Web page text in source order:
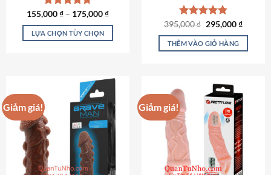
sản
phẩm
Được xếp
hạng4.69
5 sao
155,000₫ – 175,000₫
LỰA CHỌN TÙY CHỌN
nhiều
biến
thể.
Các
tùy
chọn
Được xếp
hạng4.82
5 sao
395,000₫ Giá
là:
395,000 ₫.
295,000₫Giá
tại
THÊM VÀO GIỎ HÀNG
Giảm giá! Giảm giá!